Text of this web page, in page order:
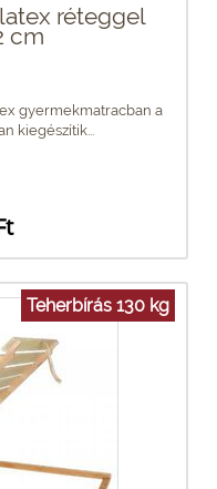
réteggel
cm
gyermekmatracban a
kiegészítik...
Teherbírás 130 kg